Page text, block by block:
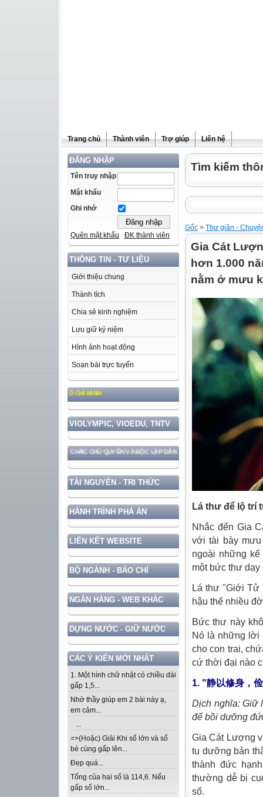
Trang chủ Thành viên Trợ giúp Liên hệ
ĐĂNG NHẬP
Tên truy nhập
Mật khẩu
Ghi nhớ
Quên mật khẩu ĐK thành viên
THÔNG TIN - TƯ LIỆU
Giới thiệu chung
Thành tích
Chia sẻ kinh nghiệm
Lưu giữ kỷ niệm
Hình ảnh hoạt động
Soạn bài trực tuyến
CÁCH HỒ CHÍ MINH
VIOLYMPIC, VIOEDU, TNTV
VỆ VỮNG CHẮC CHỦ QUYỀN VÀ ĐỘC LẬP DÂN TỘC!
TÀI NGUYÊN - TRI THỨC
HÀNH TRÌNH PHÁ ÁN
LIÊN KẾT WEBSITE
BỘ NGÀNH - BÁO CHÍ
NGÂN HÀNG - WEB KHÁC
DỰNG NƯỚC - GIỮ NƯỚC
CÁC Ý KIẾN MỚI NHẤT
1. Một hình chữ nhật có chiều dài
gấp 1,5...
Nhờ thầy giúp em 2 bài này ạ,
em cảm...
...
=>(Hoặc) Giải Khi số lớn và số
bé cùng gấp lên...
Đẹp quá...
Tổng của hai số là 114,6. Nếu
gấp số lớn...
Tìm kiếm
Gốc > Thư giãn -
Gia Cát
hơn 1.000
nằm ở mưu
Lá thư để lộ trí
Nhắc đến Gia
với tài bày mưu
ngoài những
một bức thư dạy
Lá thư "Giới Tử
hậu thế nhiều
Bức thư này
Nó là những lời
cho con trai,
cứ thời đại nào
1. "静以修身，
Dịch nghĩa: Giữ
để bồi dưỡng
Gia Cát Lượng
tu dưỡng bản
thành đức
thường dễ bị
số.